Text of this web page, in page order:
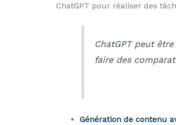
ChatGPT pour réaliser des
ChatGPT peut
faire des
Génération de contenu